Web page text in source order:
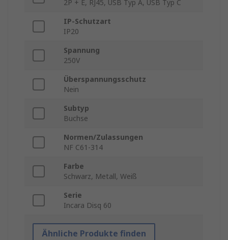
2P + E, RJ45, USB Typ A, USB Typ C
IP-Schutzart
IP20
Spannung
250V
Überspannungsschutz
Nein
Subtyp
Buchse
Normen/Zulassungen
NF C61-314
Farbe
Schwarz, Metall, Weiß
Serie
Incara Disq 60
Ähnliche Produkte finden